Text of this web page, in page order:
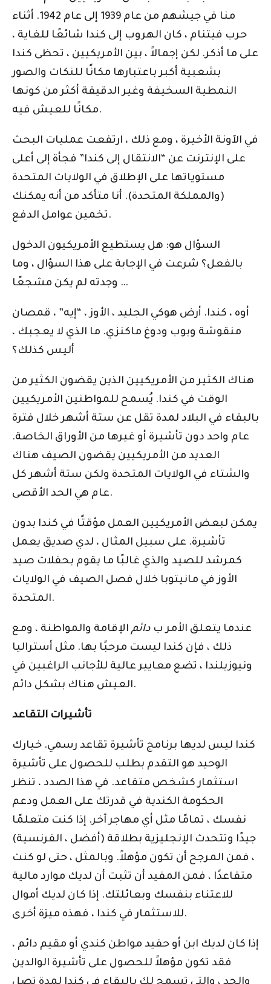
منا في جيشهم من عام 1939 إلى عام 1942. أثناء
حرب فيتنام ، كان الهروب إلى كندا شائعًا للغاية ،
على ما أذكر. لكن إجمالاً ، بين الأمريكيين ، تحظى كندا
بشعبية أكبر باعتبارها مكانًا للنكات والصور
النمطية السخيفة وغير الدقيقة أكثر من كونها
مكانًا للعيش فيه.
في الآونة الأخيرة ، ومع ذلك ، ارتفعت عمليات البحث
على الإنترنت عن “الانتقال إلى كندا” فجأة إلى أعلى
مستوياتها على الإطلاق في الولايات المتحدة
(والمملكة المتحدة). أنا متأكد من أنه يمكنك
تخمين عوامل الدفع.
السؤال هو: هل يستطيع الأمريكيون الدخول
بالفعل؟ شرعت في الإجابة على هذا السؤال ، وما
وجدته لم يكن مشجعًا …
أوه ، كندا. أرض هوكي الجليد ، الأوز ، “إيه” ، قمصان
منقوشة وبوب ودوغ ماكنزي. ما الذي لا يعجبك ،
أليس كذلك؟
هناك الكثير من الأمريكيين الذين يقضون الكثير من
الوقت في كندا. يُسمح للمواطنين الأمريكيين
بالبقاء في البلاد لمدة تقل عن ستة أشهر خلال فترة
عام واحد دون تأشيرة أو غيرها من الأوراق الخاصة.
العديد من الأمريكيين يقضون الصيف هناك
والشتاء في الولايات المتحدة ولكن ستة أشهر كل
عام هي الحد الأقصى.
يمكن لبعض الأمريكيين العمل مؤقتًا في كندا بدون
تأشيرة. على سبيل المثال ، لدي صديق يعمل
كمرشد للصيد والذي غالبًا ما يقوم بحفلات صيد
الأوز في مانيتوبا خلال فصل الصيف في الولايات
المتحدة.
عندما يتعلق الأمر ب دائمالإقامة والمواطنة ، ومع
ذلك ، فإن كندا ليست مرحبًا بها. مثل أستراليا
ونيوزيلندا ، تضع معايير عالية للأجانب الراغبين في
العيش هناك بشكل دائم.
تأشيرات التقاعد
كندا ليس لديها برنامج تأشيرة تقاعد رسمي. خيارك
الوحيد هو التقدم بطلب للحصول على تأشيرة
استثمار كشخص متقاعد. في هذا الصدد ، تنظر
الحكومة الكندية في قدرتك على العمل ودعم
نفسك ، تمامًا مثل أي مهاجر آخر. إذا كنت متعلمًا
جيدًا وتتحدث الإنجليزية بطلاقة (أفضل ، الفرنسية)
، فمن المرجح أن تكون مؤهلاً. وبالمثل ، حتى لو كنت
متقاعدًا ، فمن المفيد أن تثبت أن لديك موارد مالية
للاعتناء بنفسك وبعائلتك. إذا كان لديك أموال
للاستثمار في كندا ، فهذه ميزة أخرى.
إذا كان لديك ابن أو حفيد مواطن كندي أو مقيم دائم ،
فقد تكون مؤهلاً للحصول على تأشيرة الوالدين